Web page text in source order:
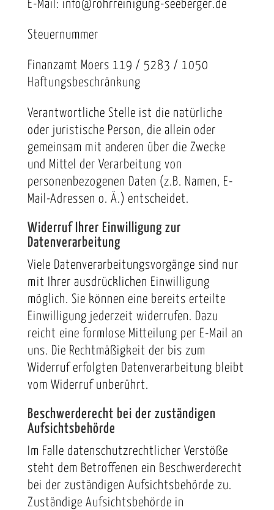
E-Mail: info@rohrreinigung-seeberger.de
Steuernummer
Finanzamt Moers 119 / 5283 / 1050
Haftungsbeschränkung
Verantwortliche Stelle ist die natürliche
oder juristische Person, die allein oder
gemeinsam mit anderen über die Zwecke
und Mittel der Verarbeitung von
personenbezogenen Daten (z.B. Namen, E-
Mail-Adressen o. Ä.) entscheidet.
Widerruf Ihrer Einwilligung zur
Datenverarbeitung
Viele Datenverarbeitungsvorgänge sind nur
mit Ihrer ausdrücklichen Einwilligung
möglich. Sie können eine bereits erteilte
Einwilligung jederzeit widerrufen. Dazu
reicht eine formlose Mitteilung per E-Mail an
uns. Die Rechtmäßigkeit der bis zum
Widerruf erfolgten Datenverarbeitung bleibt
vom Widerruf unberührt.
Beschwerderecht bei der zuständigen
Aufsichtsbehörde
Im Falle datenschutzrechtlicher Verstöße
steht dem Betroffenen ein Beschwerderecht
bei der zuständigen Aufsichtsbehörde zu.
Zuständige Aufsichtsbehörde in